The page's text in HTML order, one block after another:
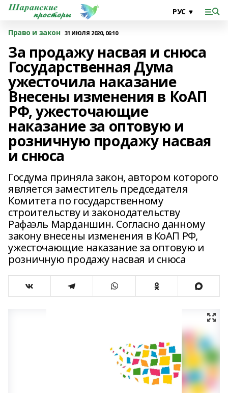
Право и закон 31 ИЮЛЯ 2020, 06:10
За продажу насвая и снюса
Государственная Дума
ужесточила наказание
Внесены изменения в КоАП
РФ, ужесточающие
наказание за оптовую и
розничную продажу насвая
и снюса
Госдума приняла закон, автором которого
является заместитель председателя
Комитета по государственному
строительству и законодательству
Рафаэль Марданшин. Согласно данному
закону внесены изменения в КоАП РФ,
ужесточающие наказание за оптовую и
розничную продажу насвая и снюса